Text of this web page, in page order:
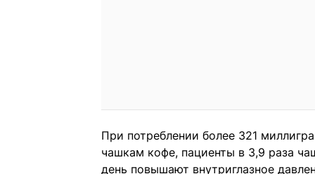
При потреблении более 321
чашкам кофе, пациенты в 3,9 раза
день повышают внутриглазное